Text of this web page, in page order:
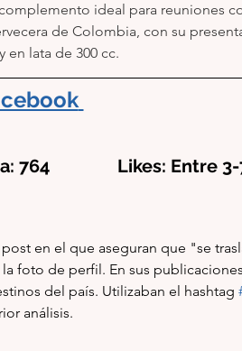
ideal para reuniones
de Colombia, con su
en lata de 300 cc.
764               Likes: Entre
en el que aseguran que "se
foto de perfil. En sus
del país. Utilizaban el hashtag
análisis.